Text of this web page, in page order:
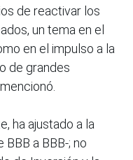
de reactivar los
un tema en el
en el impulso a la
de grandes
ha ajustado a la
BBB a BBB-; no